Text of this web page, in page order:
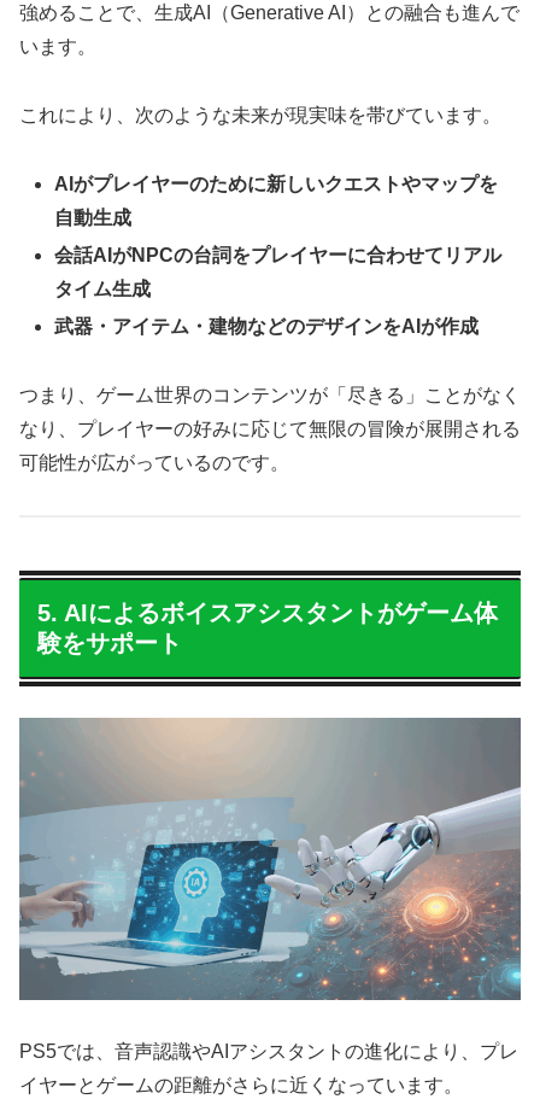
強めることで、生成AI（Generative AI）との融合も進んで
います。
これにより、次のような未来が現実味を帯びています。
AIがプレイヤーのために新しいクエストやマップを
自動生成
会話AIがNPCの台詞をプレイヤーに合わせてリアル
タイム生成
武器・アイテム・建物などのデザインをAIが作成
つまり、ゲーム世界のコンテンツが「尽きる」ことがなく
なり、プレイヤーの好みに応じて無限の冒険が展開される
可能性が広がっているのです。
5. AIによるボイスアシスタントがゲーム体
験をサポート
PS5では、音声認識やAIアシスタントの進化により、プレ
イヤーとゲームの距離がさらに近くなっています。